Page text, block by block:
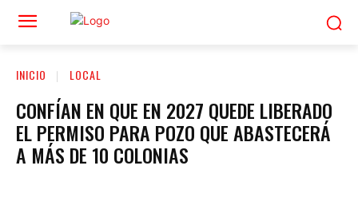
INICIO LOCAL
CONFÍAN EN QUE EN 2027 QUEDE LIBERADO
EL PERMISO PARA POZO QUE ABASTECERÁ
A MÁS DE 10 COLONIAS